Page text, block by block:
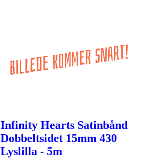
Infinity Hearts Satinbånd
Dobbeltsidet 15mm 430
Lyslilla - 5m